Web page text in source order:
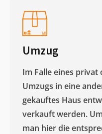
Umzug
Im Falle eines
Umzugs in eine
gekauftes Haus
verkauft werden.
man hier die